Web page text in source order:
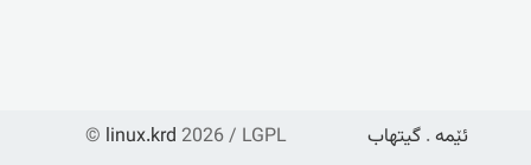
© linux.krd 2026 / LGPL ئێمە . گیتهاب